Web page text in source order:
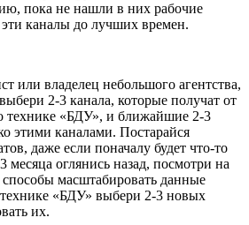
пока не нашли в них рабочие
каналы до лучших времен.
или владелец небольшого агентства,
2-3 канала, которые получат от
технике «БДУ», и ближайшие 2-3
этими каналами. Постарайся
даже если поначалу будет что-то
месяца оглянись назад, посмотри на
масштабировать данные
«БДУ» выбери 2-3 новых
их.